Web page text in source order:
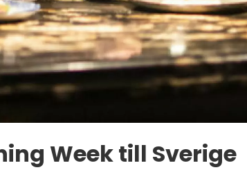
Week till Sverige